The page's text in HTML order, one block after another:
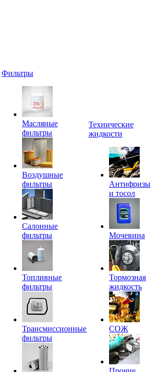
Фильтры
Масляные
фильтры
Воздушные
фильтры
Салонные
фильтры
Топливные
фильтры
Трансмиссионные
фильтры
Технические
жидкости
Антифризы
и тосол
Мочевина
Тормозная
жидкость
СОЖ